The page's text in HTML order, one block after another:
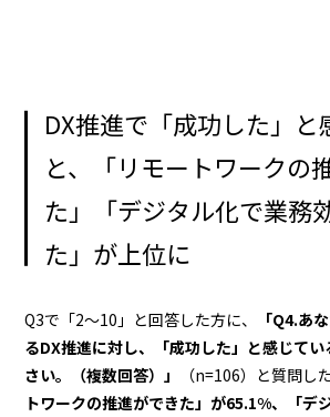
DX推進で「成功した」と
と、「リモートワークの
た」「デジタル化で業務
た」が上位に
Q3で「2～10」と回答した方に、
「Q4.あ
るDX推進に対し、「成功した」と感じて
さい。（複数回答）」
（n=106）と質問し
トワークの推進ができた」が65.1%、「デ